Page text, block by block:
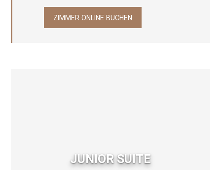
ZIMMER ONLINE BUCHEN
JUNIOR SUITE